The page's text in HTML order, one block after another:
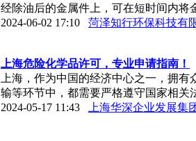
经除油后的金属件上，可在短时间内将
2024-06-02 17:10
菏泽知行环保科技有
上海危险化学品许可，专业申请指南！
上海，作为中国的经济中心之一，拥
输等环节中，都需要严格遵守国家相关
2024-05-17 11:43
上海华深企业发展集